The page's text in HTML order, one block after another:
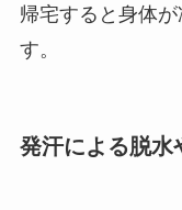
帰宅すると身体
す。
発汗による脱水